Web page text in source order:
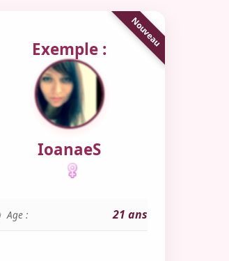
Exemple :
IoanaeS
Age : 21 ans